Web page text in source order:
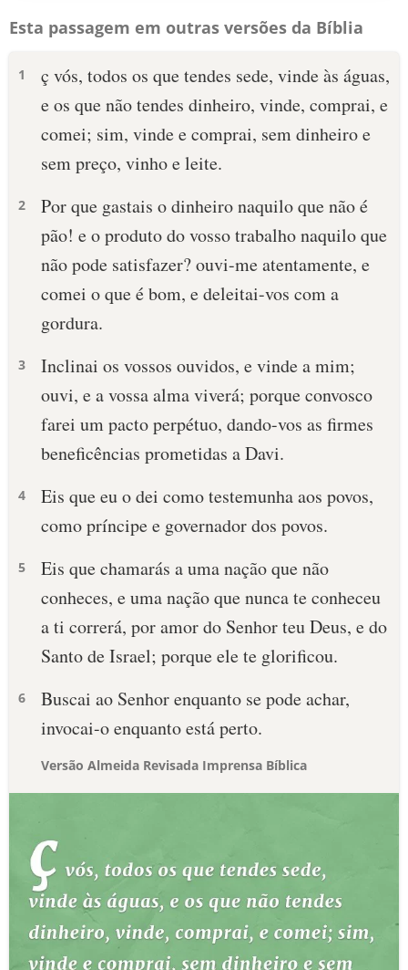
Esta passagem em outras versões da Bíblia
1
ç vós, todos os que tendes sede, vinde às águas,
e os que não tendes dinheiro, vinde, comprai, e
comei; sim, vinde e comprai, sem dinheiro e
sem preço, vinho e leite.
2
Por que gastais o dinheiro naquilo que não é
pão! e o produto do vosso trabalho naquilo que
não pode satisfazer? ouvi-me atentamente, e
comei o que é bom, e deleitai-vos com a
gordura.
3
Inclinai os vossos ouvidos, e vinde a mim;
ouvi, e a vossa alma viverá; porque convosco
farei um pacto perpétuo, dando-vos as firmes
beneficências prometidas a Davi.
4
Eis que eu o dei como testemunha aos povos,
como príncipe e governador dos povos.
5
Eis que chamarás a uma nação que não
conheces, e uma nação que nunca te conheceu
a ti correrá, por amor do Senhor teu Deus, e do
Santo de Israel; porque ele te glorificou.
6
Buscai ao Senhor enquanto se pode achar,
invocai-o enquanto está perto.
Versão Almeida Revisada Imprensa Bíblica